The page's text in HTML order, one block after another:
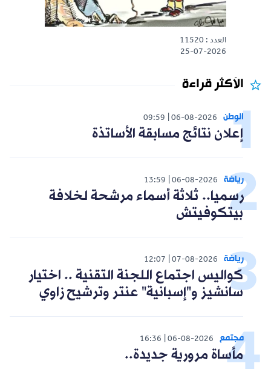
العدد : 11520
25-07-2026
الأكثر قراءة
الوطن 06-08-2026
09:59
إعلان نتائج مسابقة الأساتذة
رياضة 06-08-2026
13:59
رسميا.. ثلاثة أسماء مرشحة لخلافة
بيتكوفيتش
رياضة 07-08-2026
12:07
كواليس اجتماع اللجنة التقنية .. اختيار
سانشيز و"إسبانية" عنتر وترشيح زاوي
مجتمع 06-08-2026
16:36
مأساة مرورية جديدة..